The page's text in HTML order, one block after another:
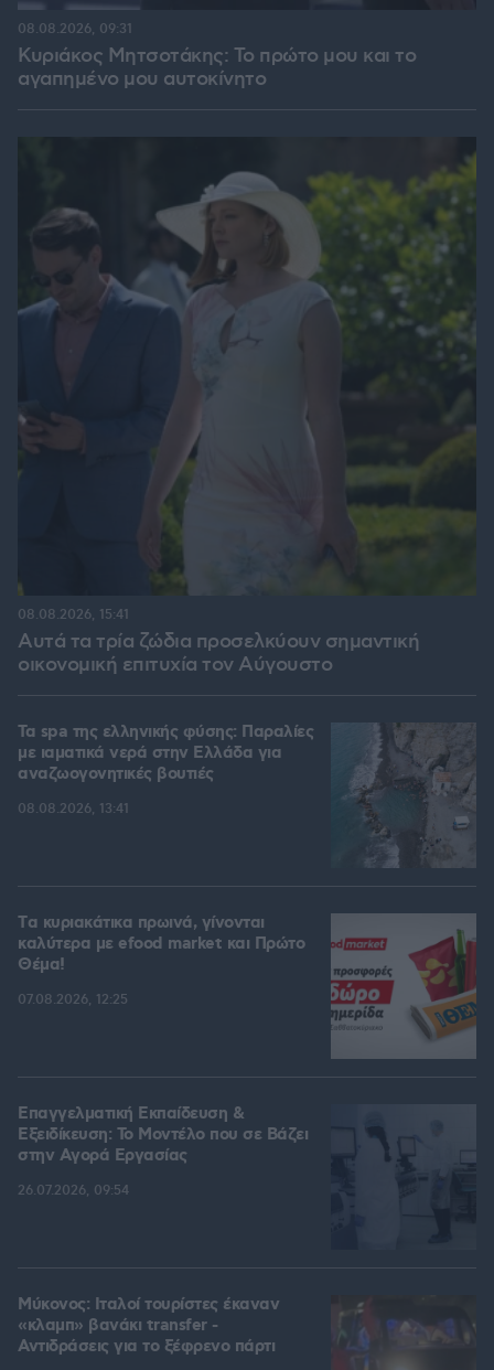
Κυριάκος Μητσοτάκης: Το πρώτο μου και το
αγαπημένο μου αυτοκίνητο
08.08.2026, 09:31
Αυτά τα τρία ζώδια προσελκύουν σημαντική
οικονομική επιτυχία τον Αύγουστο
08.08.2026, 15:41
Τα spa της ελληνικής φύσης: Παραλίες
με ιαματικά νερά στην Ελλάδα για
αναζωογονητικές βουτιές
08.08.2026, 13:41
Tα κυριακάτικα πρωινά, γίνονται
καλύτερα με efood market και Πρώτο
Θέμα!
07.08.2026, 12:25
Επαγγελματική Εκπαίδευση &
Εξειδίκευση: Το Mοντέλο που σε Bάζει
στην Aγορά Eργασίας
26.07.2026, 09:54
Μύκονος: Ιταλοί τουρίστες έκαναν
«κλαμπ» βανάκι transfer -
Αντιδράσεις για το ξέφρενο πάρτι